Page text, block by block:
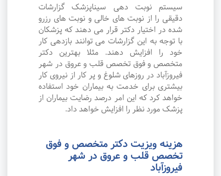
سیستم نوبت دهی سیناپزشک گزارشات
دقیقی را از نوبت های خالی و نوبت های رزرو
شده در اختیار دکتر قرار می دهند که پزشکان
با توجه به این گزارشات می توانند بازدهی کار
خود را افزایش دهند. مثلا بهترین دکتر
متخصص و فوق تخصص قلب و عروق در شهر
فیروزآباد در روزهای شلوغ و پر کار از نیروی کار
بیشتری برای خدمت به بیماران خود استفاده
خواهد کرد که این امر درصد رضایت بیماران از
پزشک مورد نظر را افزایش خواهد داد.
هزینه ویزیت دکتر متخصص و فوق
تخصص قلب و عروق در شهر
فیروزآباد